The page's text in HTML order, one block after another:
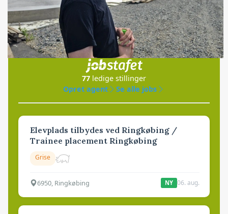
Jobs
i samarbejde med
77 ledige stillinger
Opret agent
Se alle jobs
Elevplads tilbydes ved Ringkøbing /
Trainee placement Ringkøbing
Grise
6950, Ringkøbing NY 06. aug.